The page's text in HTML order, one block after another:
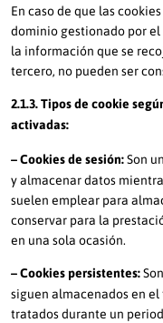
En caso de que las
dominio gestionado por
la información que se
tercero, no pueden ser
2.1.3. Tipos de cookie
activadas:
– Cookies de sesión:Son
y almacenar datos
suelen emplear para
conservar para la
en una sola ocasión.
– Cookies persistentes:
siguen almacenados en
tratados durante un